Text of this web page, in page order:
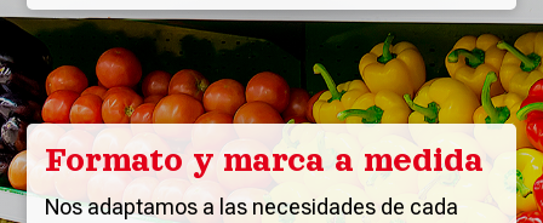
Formato y marca a medida
Nos adaptamos a las necesidades de cada